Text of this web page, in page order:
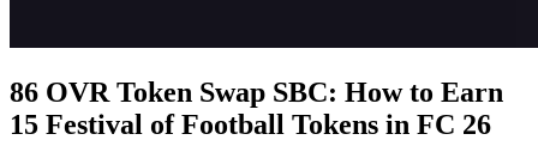
86 OVR Token Swap SBC: How to Earn
15 Festival of Football Tokens in FC 26